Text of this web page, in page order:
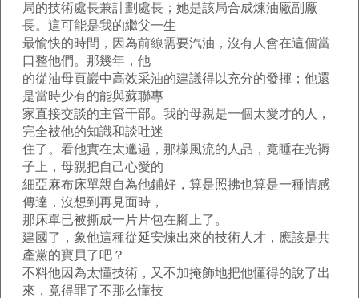
局的技術處長兼計劃處長；她是該局合成煉油廠副廠
長。這可能是我的繼父一生
最愉快的時間，因為前線需要汽油，沒有人會在這個當
口整他們。那幾年，他
的從油母頁巖中高效采油的建議得以充分的發揮；他還
是當時少有的能與蘇聯專
家直接交談的主管干部。我的母親是一個太愛才的人，
完全被他的知識和談吐迷
住了。看他實在太邋遢，那樣風流的人品，竟睡在光褥
子上，母親把自己心愛的
細亞麻布床單親自為他鋪好，算是照拂也算是一種情感
傳達，沒想到再見面時，
那床單已被撕成一片片包在腳上了。
建國了，象他這種從延安煉出來的技術人才，應該是共
產黨的寶貝了吧？
不料他因為太懂技術，又不加掩飾地把他懂得的說了出
來，竟得罪了不那么懂技